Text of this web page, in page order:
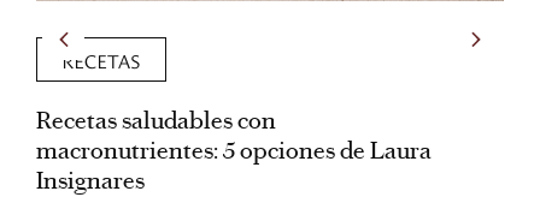
RECETAS
Recetas saludables con
macronutrientes: 5 opciones de Laura
Insignares